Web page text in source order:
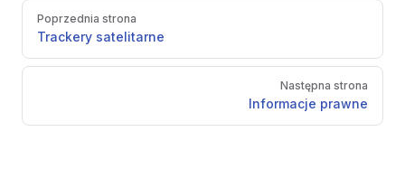
Pager
Poprzednia strona
Trackery satelitarne
Następna strona
Informacje prawne